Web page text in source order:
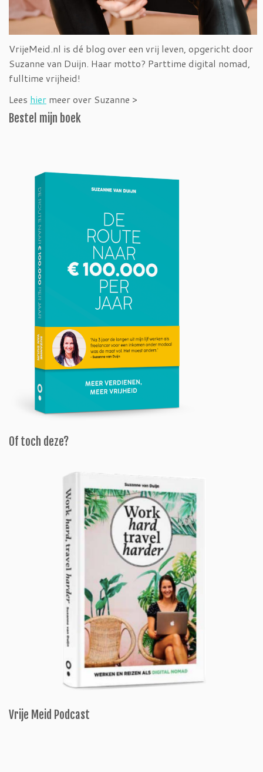
VrijeMeid.nl is dé blog over een vrij leven, opgericht door
Suzanne van Duijn. Haar motto? Parttime digital nomad,
fulltime vrijheid!
Lees hier meer over Suzanne >
Bestel mijn boek
Of toch deze?
Vrije Meid Podcast